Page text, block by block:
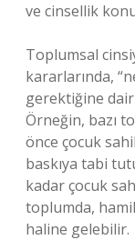
ve cinsellik
Toplumsal
kararlarında,
gerektiğine
Örneğin, bazı
önce çocuk
baskıya tabi
kadar çocuk
toplumda,
haline gelebilir.